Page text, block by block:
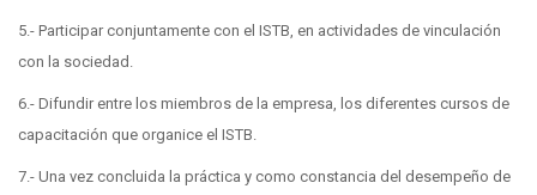
5.- Participar conjuntamente con el ISTB, en actividades de vinculación
con la sociedad.
6.- Difundir entre los miembros de la empresa, los diferentes cursos de
capacitación que organice el ISTB.
7.- Una vez concluida la práctica y como constancia del desempeño de